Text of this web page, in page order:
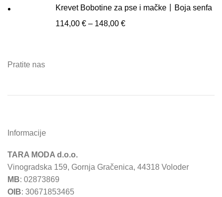
Krevet Bobotine za pse i mačke丨Boja senfa
114,00 € – 148,00 €
Pratite nas
Informacije
TARA MODA d.o.o.
Vinogradska 159, Gornja Gračenica, 44318 Voloder
MB: 02873869
OIB: 30671853465